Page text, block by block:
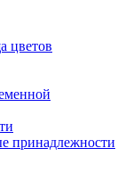
цветов
принадлежности